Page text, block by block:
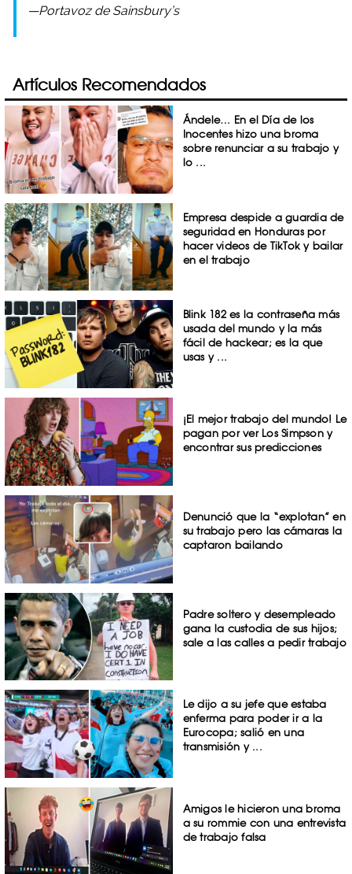
—Portavoz de Sainsbury’s
Artículos Recomendados
Ándele… En el Día de los
Inocentes hizo una broma
sobre renunciar a su trabajo y
lo ...
Empresa despide a guardia de
seguridad en Honduras por
hacer videos de TikTok y bailar
en el trabajo
Blink 182 es la contraseña más
usada del mundo y la más
fácil de hackear; es la que
usas y ...
¡El mejor trabajo del mundo! Le
pagan por ver Los Simpson y
encontrar sus predicciones
Denunció que la “explotan” en
su trabajo pero las cámaras la
captaron bailando
Padre soltero y desempleado
gana la custodia de sus hijos;
sale a las calles a pedir trabajo
Le dijo a su jefe que estaba
enferma para poder ir a la
Eurocopa; salió en una
transmisión y ...
Amigos le hicieron una broma
a su rommie con una entrevista
de trabajo falsa